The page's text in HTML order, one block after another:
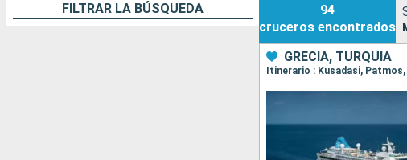
FILTRAR LA BÚSQUEDA
94
cruceros encontrados
GRECIA, TURQUÍA
Itinerario : Kusadasi,